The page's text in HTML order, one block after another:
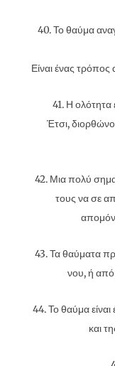
40. Το θαύμα
Είναι ένας
41. Η ολότητα
Έτσι,
42. Μια πολύ
τους να σε
43. Τα θαύματα
νου, ή από
44. Το θαύμα
και